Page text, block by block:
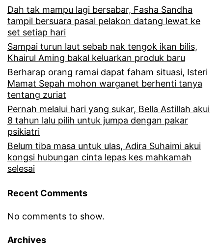
Dah tak mampu lagi bersabar, Fasha Sandha
tampil bersuara pasal pelakon datang lewat ke
set setiap hari
Sampai turun laut sebab nak tengok ikan bilis,
Khairul Aming bakal keluarkan produk baru
Berharap orang ramai dapat faham situasi, Isteri
Mamat Sepah mohon warganet berhenti tanya
tentang zuriat
Pernah melalui hari yang sukar, Bella Astillah akui
8 tahun lalu pilih untuk jumpa dengan pakar
psikiatri
Belum tiba masa untuk ulas, Adira Suhaimi akui
kongsi hubungan cinta lepas kes mahkamah
selesai
Recent Comments
No comments to show.
Archives